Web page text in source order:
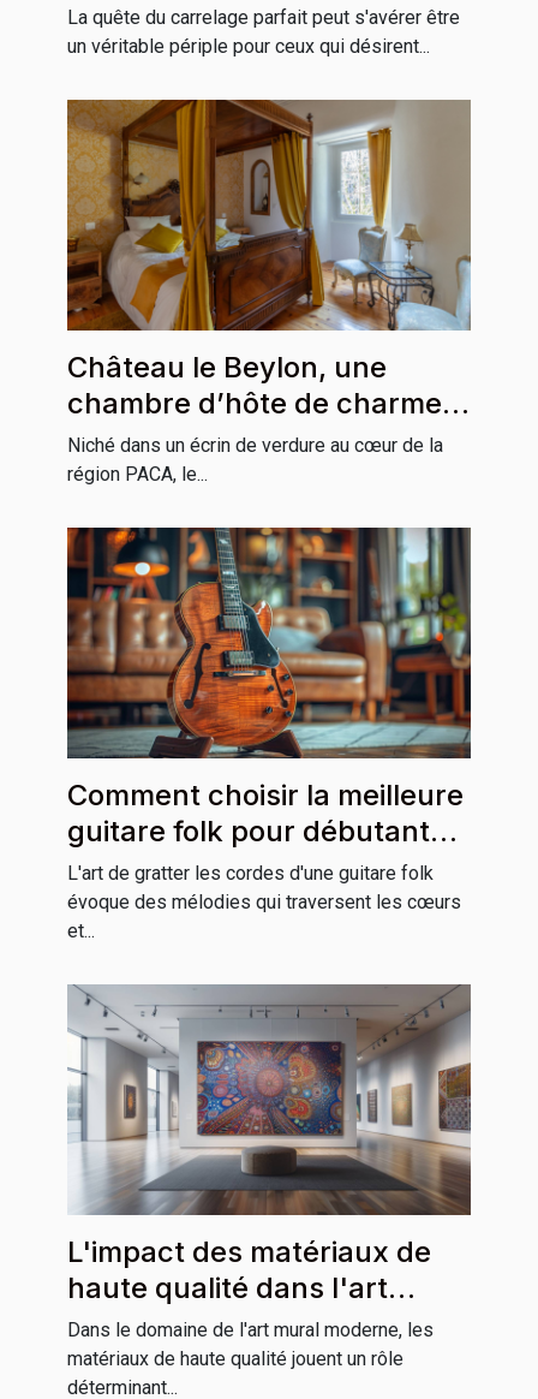
la maison
La quête du carrelage parfait peut s'avérer être
un véritable périple pour ceux qui désirent...
Château le Beylon, une
chambre d’hôte de charme
incontournable en région
PACA
Niché dans un écrin de verdure au cœur de la
région PACA, le...
Comment choisir la meilleure
guitare folk pour débutants
et professionnels
L'art de gratter les cordes d'une guitare folk
évoque des mélodies qui traversent les cœurs
et...
L'impact des matériaux de
haute qualité dans l'art
mural moderne
Dans le domaine de l'art mural moderne, les
matériaux de haute qualité jouent un rôle
déterminant...